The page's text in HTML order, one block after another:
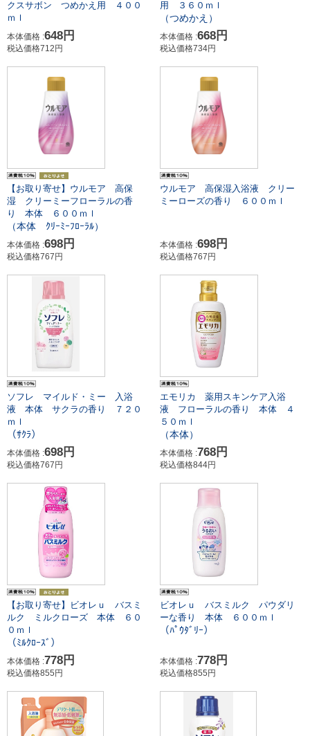
クスサボン つめかえ用 ４００
ｍｌ
本体価格 :648円
税込価格712円
用 ３６０ｍｌ
（つめかえ）
本体価格 :668円
税込価格734円
【お取り寄せ】ウルモア 高保
湿 クリーミーフローラルの香
り 本体 ６００ｍｌ
（本体 ｸﾘｰﾐｰﾌﾛｰﾗﾙ）
本体価格 :698円
税込価格767円
ウルモア 高保湿入浴液 クリー
ミーローズの香り ６００ｍｌ
本体価格 :698円
税込価格767円
ソフレ マイルド・ミー 入浴
液 本体 サクラの香り ７２０
ｍｌ
（ｻｸﾗ）
本体価格 :698円
税込価格767円
エモリカ 薬用スキンケア入浴
液 フローラルの香り 本体 ４
５０ｍｌ
（本体）
本体価格 :768円
税込価格844円
【お取り寄せ】ビオレｕ バスミ
ルク ミルクローズ 本体 ６０
０ｍｌ
（ﾐﾙｸﾛｰｽﾞ）
本体価格 :778円
税込価格855円
ビオレｕ バスミルク パウダリ
ーな香り 本体 ６００ｍｌ
（ﾊﾟｳﾀﾞﾘｰ）
本体価格 :778円
税込価格855円